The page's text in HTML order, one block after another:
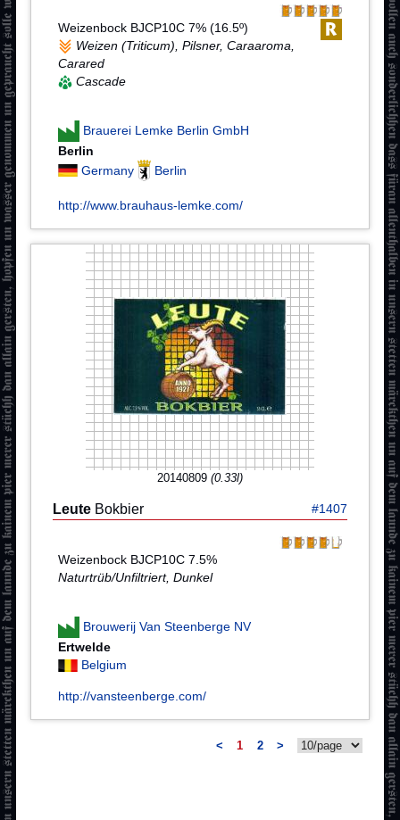
Weizenbock BJCP10C 7% (16.5º)
Weizen (Triticum), Pilsner, Caraaroma,
Carared
Cascade
Brauerei Lemke Berlin GmbH
Berlin
Germany
Berlin
http://www.brauhaus-lemke.com/
20140809 (0.33l)
Leute Bokbier #1407
Weizenbock BJCP10C 7.5%
Naturtrüb/Unfiltriert, Dunkel
Brouwerij Van Steenberge NV
Ertwelde
Belgium
http://vansteenberge.com/
< 1 2 >